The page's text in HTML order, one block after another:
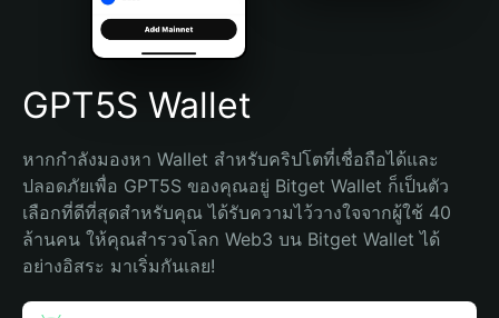
Português (Brasil)
Español (Argentina)
GPT5S Wallet
หากกำลังมองหา Wallet สำหรับคริปโตที่เชื่อถือได้และ
ปลอดภัยเพื่อ GPT5S ของคุณอยู่ Bitget Wallet ก็เป็นตัว
เลือกที่ดีที่สุดสำหรับคุณ ได้รับความไว้วางใจจากผู้ใช้ 40
ล้านคน ให้คุณสำรวจโลก Web3 บน Bitget Wallet ได้
อย่างอิสระ มาเริ่มกันเลย!